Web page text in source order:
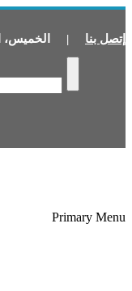
إتصل بنا | الخميس،
Primary Menu